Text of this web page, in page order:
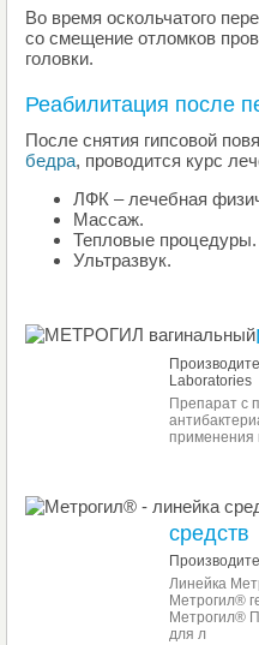
Во время оскольчатого
со смещение отломков
головки.
Реабилитация после
После снятия гипсовой
бедра, проводится курс
ЛФК – лечебная
Массаж.
Тепловые процедуры.
Ультразвук.
Laboratories
Препарат с
применения
средств
Линейка
Метрогил®
Метрогил®
для л